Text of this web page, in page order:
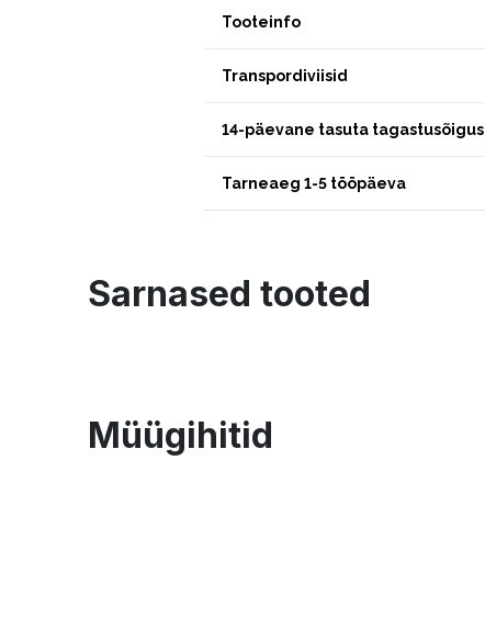
Tooteinfo
Transpordiviisid
14-päevane tasuta tagastusõigus
Tarneaeg 1-5 tööpäeva
Sarnased tooted
Müügihitid